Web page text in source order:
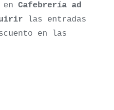
Cafebrería ad
las entradas
en las